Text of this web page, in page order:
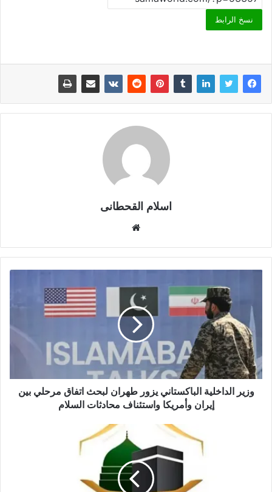
نسخ الرابط
اسلام القحطانى
ق
ع
ا
ل
و
ب
وزير الداخلية الباكستاني يزور طهران لبحث اتفاق مرحلي بين
إيران وأمريكا واستئناف محادثات السلام